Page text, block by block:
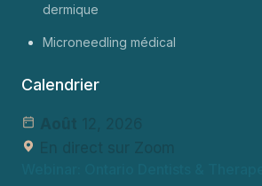
dermique
Microneedling médical
Calendrier